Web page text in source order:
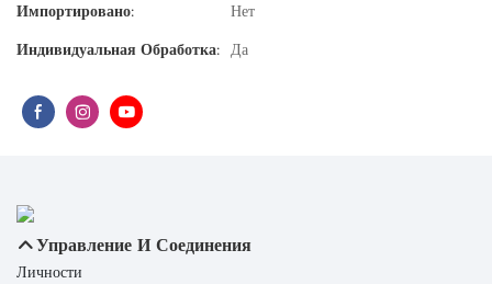
Импортировано:
Нет
Индивидуальная Обработка: Да
Управление И Соединения
Личности